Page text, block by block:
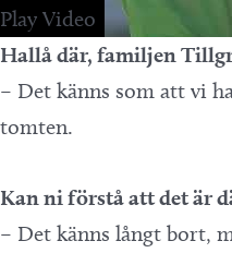
Play Video
Hallå där, familjen
– Det känns som att vi
tomten.
Kan ni förstå att det är
– Det känns långt bort,